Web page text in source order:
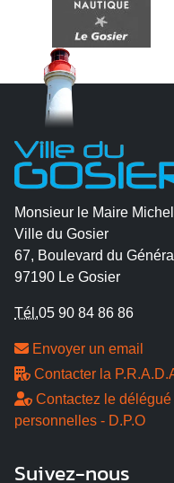
Monsieur le Maire
Ville du Gosier
67, Boulevard du
97190 Le Gosier
Tél.05 90 84 86 86
Envoyer un email
Contacter la
Contactez le
personnelles - D.P.O
Suivez-nous